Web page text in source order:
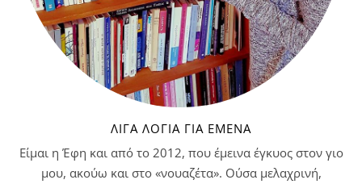
ΛΊΓΑ ΛΌΓΙΑ ΓΙΑ ΕΜΈΝΑ
Είμαι η Έφη και από το 2012, που έμεινα έγκυος στον γιο
μου, ακούω και στο «νουαζέτα». Ούσα μελαχρινή,